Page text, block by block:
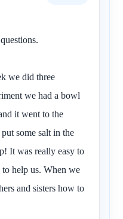
we did three
we had a bowl
it went to the
some salt in the
It was really easy to
to help us. When we
and sisters how to